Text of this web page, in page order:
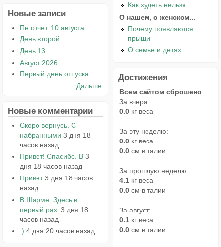
Новые записи
Пн отчет. 10 августа
День второй
День 13.
Август 2026
Первый день отпуска.
Дальше
Новые комментарии
Скоро вернусь. С
набранными 3 дня 18
часов назад
Привет! Спасибо. В 3
дня 18 часов назад
Привет 3 дня 18 часов
назад
В Шарме. Здесь в
первый раз. 3 дня 18
часов назад
:) 4 дня 20 часов назад
Как худеть нельзя
О нашем, о женском...
Почему появляются
прыщи
О семье и детях
Достижения
Всем сайтом сброшено
За вчера:
0.0 кг веса
За эту неделю:
0.0 кг веса
0.0 см в талии
За прошлую неделю:
4.1 кг веса
0.0 см в талии
За август:
0.1 кг веса
0.0 см в талии